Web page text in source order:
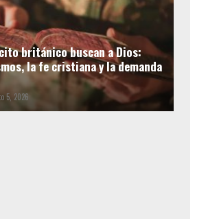
británico buscan a Dios:
la fe cristiana y la demanda
5, 2026